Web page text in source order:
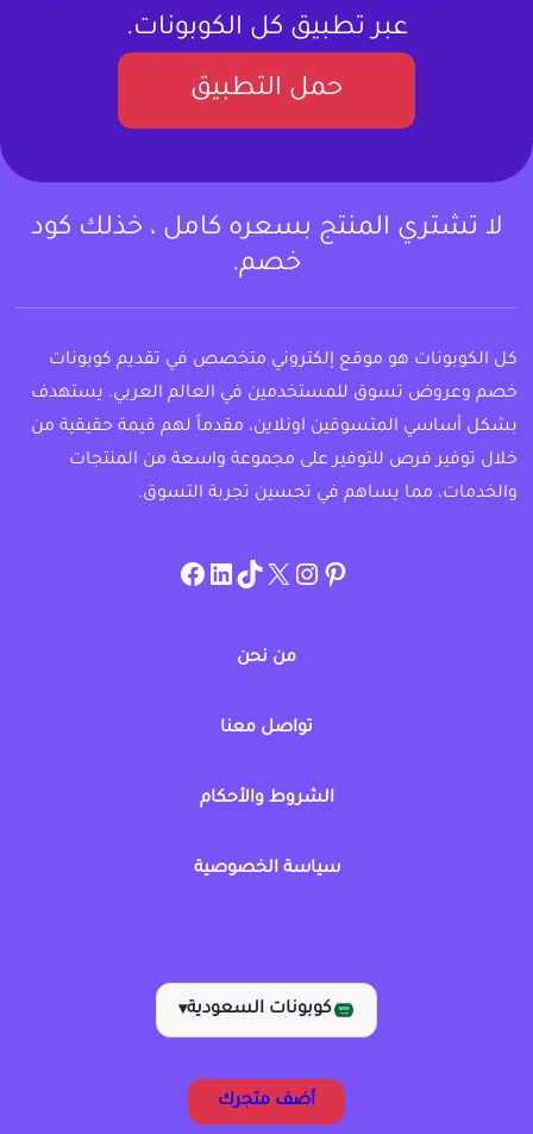
عبر تطبيق كل الكوبونات.
حمل التطبيق
لا تشتري المنتج بسعره كامل ، خذلك كود
خصم.
كل الكوبونات هو موقع إلكتروني متخصص في تقديم كوبونات
خصم وعروض تسوق للمستخدمين في العالم العربي. يستهدف
بشكل أساسي المتسوقين اونلاين، مقدماً لهم قيمة حقيقية من
خلال توفير فرص للتوفير على مجموعة واسعة من المنتجات
والخدمات، مما يساهم في تحسين تجربة التسوق.
pinterest
allcouponat
twitter
TikTok
linkedin
facebook
من نحن
تواصل معنا
الشروط والأحكام
سياسة الخصوصية
كوبونات السعودية▾
أضف متجرك